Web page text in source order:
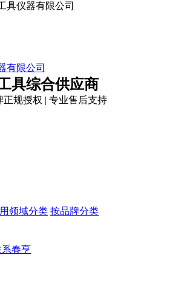
具仪器有限公司
具综合供应商
正规授权 | 专业售后支持
领域分类 按品牌分类
系春亨